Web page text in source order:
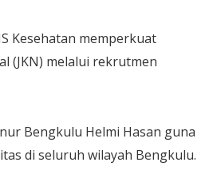
Kesehatan memperkuat
(JKN) melalui rekrutmen
Bengkulu Helmi Hasan guna
di seluruh wilayah Bengkulu.